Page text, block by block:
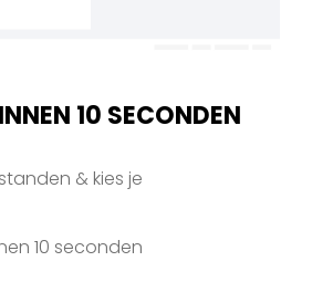
10 SECONDEN
& kies je
10 seconden